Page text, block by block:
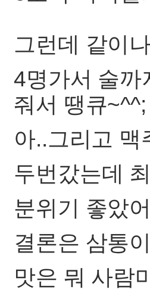
그런데 같이
4명가서 술까
줘서 땡큐~^^;
아..그리고 맥
두번갔는데
분위기 좋았
결론은 삼통
맛은 뭐 사람